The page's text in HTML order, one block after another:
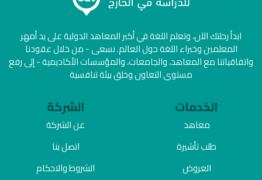
ابدأ رحلتك الآن، وتعلم اللغة في أكبر المعاهد الدولية على يد أمهر
المعلمين وخبراء اللغة حول العالم. نسعى - من خلال عقودنا
واتفاقياتنا مع المعاهد، والجامعات، والمؤسسات الأكاديمية - إلى رفع
مستوى التعاون وخلق بيئة تنافسية
الخدمات
معاهد
طلب تأشيرة
العروض
الشركة
عن الشركة
اتصل بنا
الشروط والاحكام